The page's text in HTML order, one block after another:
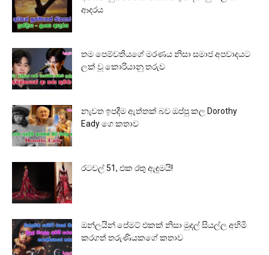
ආදරය
තම පෙම්වතියගේ මරණය නිසා සමාජ අපවාදයට
ලක් වූ කොරියානු තරුව
නැවත ඉපදීම ඇත්තක් බව ඔප්පු කල Dorothy
Eady ගෙ කතාව
රටවල් 51, එක රතු ඇඳුමයි!
ඔන්ලයින් පේමට් එකක් නිසා මුදල් සියල්ල අහිමි
කරගත් තරුණියකගේ කතාව